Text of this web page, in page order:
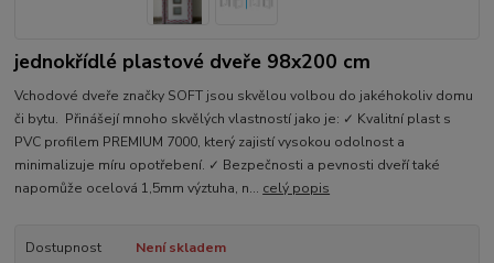
jednokřídlé plastové dveře 98x200 cm
Vchodové dveře značky SOFT jsou skvělou volbou do jakéhokoliv domu
či bytu. Přinášejí mnoho skvělých vlastností jako je: ✓ Kvalitní plast s
PVC profilem PREMIUM 7000, který zajistí vysokou odolnost a
minimalizuje míru opotřebení. ✓ Bezpečnosti a pevnosti dveří také
napomůže ocelová 1,5mm výztuha, n... celý popis
Dostupnost
Není skladem